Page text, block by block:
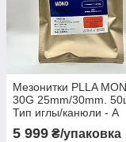
Мезонитки PLLA
30G 25mm/30mm.
Тип иглы/канюли - A
5 999 ₴/упаковка